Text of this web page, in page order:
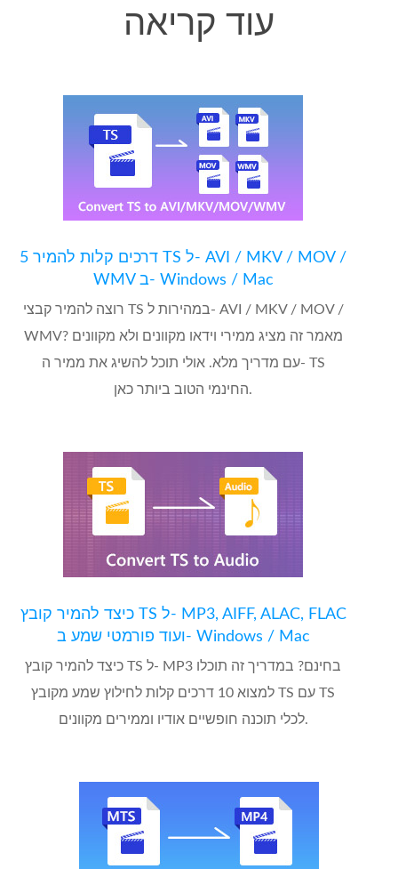
עוד קריאה
5 דרכים קלות להמיר TS ל- AVI / MKV / MOV /
WMV ב- Windows / Mac
רוצה להמיר קבצי TS במהירות ל- AVI / MKV / MOV /
WMV? מאמר זה מציג ממירי וידאו מקוונים ולא מקוונים
עם מדריך מלא. אולי תוכל להשיג את ממיר ה- TS
החינמי הטוב ביותר כאן.
כיצד להמיר קובץ TS ל- MP3, AIFF, ALAC, FLAC
ועוד פורמטי שמע ב- Windows / Mac
כיצד להמיר קובץ TS ל- MP3 בחינם? במדריך זה תוכלו
למצוא 10 דרכים קלות לחילוץ שמע מקובץ TS עם TS
לכלי תוכנה חופשיים אודיו וממירים מקוונים.